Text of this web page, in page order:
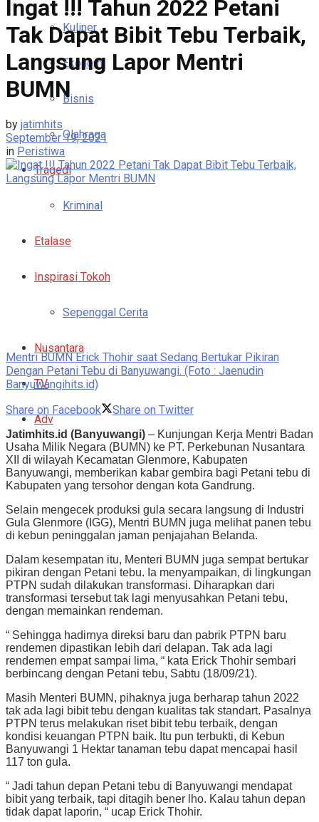
Kuliner
Ekonomi
Bisnis
Olahraga
Tragedi
Kriminal
Etalase
Inspirasi Tokoh
Sepenggal Cerita
Nusantara
TV
Adv
Ingat !!! Tahun 2022 Petani
Tak Dapat Bibit Tebu Terbaik,
Langsung Lapor Mentri
BUMN
by jatimhits
September 19, 2021
in Peristiwa
Mentri BUMN Erick Thohir saat Sedang Bertukar Pikiran
Dengan Petani Tebu di Banyuwangi. (Foto : Jaenudin
Banyuwangihits.id)
Share on Facebook
Share on Twitter
Jatimhits.id (Banyuwangi) – Kunjungan Kerja Mentri Badan
Usaha Milik Negara (BUMN) ke PT. Perkebunan Nusantara
XII di wilayah Kecamatan Glenmore, Kabupaten
Banyuwangi, memberikan kabar gembira bagi Petani tebu di
Kabupaten yang tersohor dengan kota Gandrung.
Selain mengecek produksi gula secara langsung di Industri
Gula Glenmore (IGG), Mentri BUMN juga melihat panen tebu
di kebun peninggalan jaman penjajahan Belanda.
Dalam kesempatan itu, Menteri BUMN juga sempat bertukar
pikiran dengan Petani tebu. Ia menyampaikan, di lingkungan
PTPN sudah dilakukan transformasi. Diharapkan dari
transformasi tersebut tak lagi menyusahkan Petani tebu,
dengan memainkan rendeman.
“ Sehingga hadirnya direksi baru dan pabrik PTPN baru
rendemen dipastikan lebih dari delapan. Tak ada lagi
rendemen empat sampai lima, “ kata Erick Thohir sembari
berbincang dengan Petani tebu, Sabtu (18/09/21).
Masih Menteri BUMN, pihaknya juga berharap tahun 2022
tak ada lagi bibit tebu dengan kualitas tak standart. Pasalnya
PTPN terus melakukan riset bibit tebu terbaik, dengan
kondisi keuangan PTPN baik. Itu pun terbukti, di Kebun
Banyuwangi 1 Hektar tanaman tebu dapat mencapai hasil
117 ton gula.
“ Jadi tahun depan Petani tebu di Banyuwangi mendapat
bibit yang terbaik, tapi ditagih bener lho. Kalau tahun depan
tidak dapat laporin, “ ucap Erick Thohir.